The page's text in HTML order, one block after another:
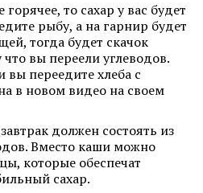
то сахар у вас будет
рыбу, а на гарнир будет
тогда будет скачок
вы переели углеводов.
вы переедите хлеба с
в новом видео на своем
должен состоять из
Вместо каши можно
которые обеспечат
сахар.